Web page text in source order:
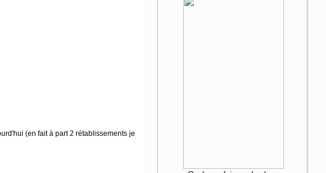
(en fait à part 2 rétablissements je